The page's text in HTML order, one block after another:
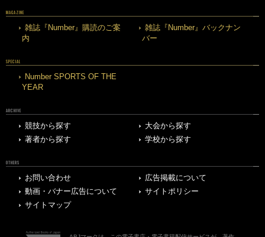
MAGAZINE
雑誌『Number』購読のご案
内
雑誌『Number』バックナン
バー
SPECIAL
Number SPORTS OF THE
YEAR
ARCHIVE
競技から探す
大会から探す
著者から探す
学校から探す
OTHERS
お問い合わせ
広告掲載について
動画・バナー広告について
サイトポリシー
サイトマップ